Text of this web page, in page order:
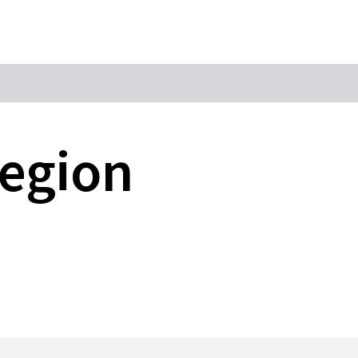
Suchbegriff
Das könnte Sie interessieren